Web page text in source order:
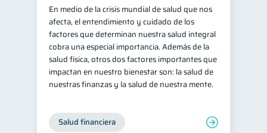
En medio de la crisis mundial de salud que nos
afecta, el entendimiento y cuidado de los
factores que determinan nuestra salud integral
cobra una especial importancia. Además de la
salud física, otros dos factores importantes que
impactan en nuestro bienestar son: la salud de
nuestras finanzas y la salud de nuestra mente.
Salud financiera